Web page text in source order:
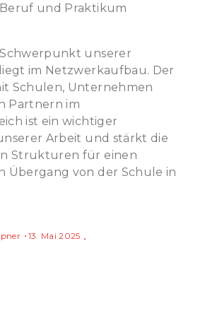
und Praktikum
unserer
im Netzwerkaufbau. Der
Schulen, Unternehmen
Partnern im
ist ein wichtiger
Arbeit und stärkt die
Strukturen für einen
Übergang von der Schule in
13. Mai 2025